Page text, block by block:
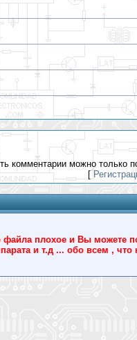
комментарии можно только
[
плохое и Вы можете
и т.д ... обо всем ,